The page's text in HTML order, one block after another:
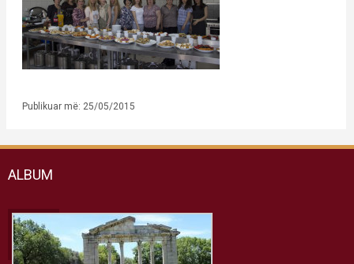
Publikuar më: 25/05/2015
ALBUM